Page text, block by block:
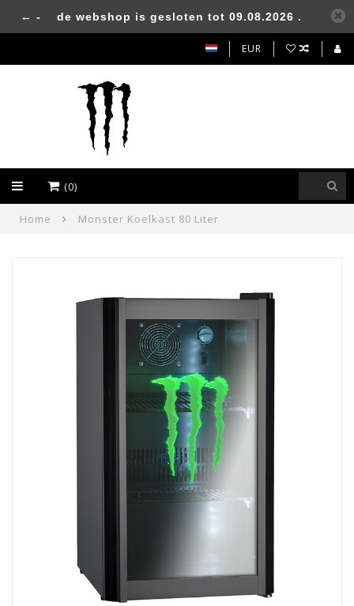
EUR
(0)
Home Monster Koelkast 80 Liter
← - de webshop is gesloten tot 09.08.2026 .